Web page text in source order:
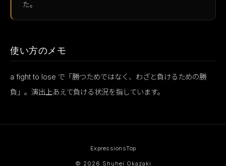
た。
使い方のメモ
a fight to lose で「勝つためではなく、わざと負けるための勝
負」。演出上あえて負ける状況を指しています。
ExpressionsTop
© 2026 Shuhei Okazaki